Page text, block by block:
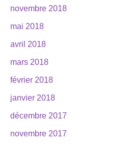
novembre 2018
mai 2018
avril 2018
mars 2018
février 2018
janvier 2018
décembre 2017
novembre 2017